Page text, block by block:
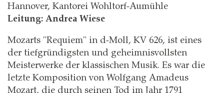
Hannover, Kantorei Wohltorf-Aumühle
Leitung: Andrea Wiese
Mozarts "Requiem" in d-Moll, KV 626, ist eines
der tiefgründigsten und geheimnisvollsten
Meisterwerke der klassischen Musik. Es war die
letzte Komposition von Wolfgang Amadeus
Mozart, die durch seinen Tod im Jahr 1791